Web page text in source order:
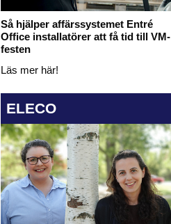
Så hjälper affärssystemet Entré
Office installatörer att få tid till VM-
festen
Läs mer här!
ELECO